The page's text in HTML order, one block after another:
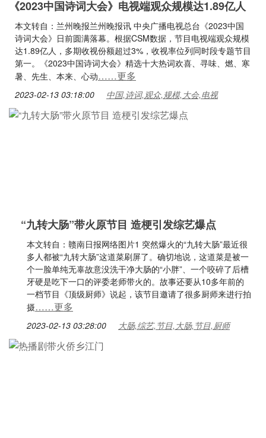
《2023中国诗词大会》电视端观众规模达1.89亿人
本文转自：兰州晚报兰州晚报讯 中央广播电视总台《2023中国
诗词大会》日前圆满落幕。根据CSM数据，节目电视端观众规模
达1.89亿人，多期收视份额超过3%，收视率位列同时段专题节目
第一。《2023中国诗词大会》精选十大热词欢喜、寻味、燃、寒
暑、先生、本来、心动……更多
2023-02-13 03:18:00 中国,诗词,观众,规模,大会,电视
“九转大肠”带火原节目 造梗引发综艺爆点
本文转自：赣南日报网络图片1 突然爆火的“九转大肠”最近很
多人都被“九转大肠”这道菜刷屏了。确切地说，这道菜是被一
个一脸单纯无辜故意没洗干净大肠的“小胖”、一个咬碎了后槽
牙硬是吃下一口的评委老师带火的。故事还要从10多年前的
一档节目《顶级厨师》说起，该节目邀请了很多厨师来进行拍
摄……更多
2023-02-13 03:28:00 大肠,综艺,节目,大肠,节目,厨师